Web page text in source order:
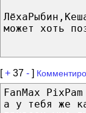
может хоть
[+ 37 - ]
FanMax
а у тебя же